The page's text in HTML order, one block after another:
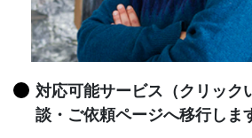
対応可能サービス（クリック
談・ご依頼ページへ移行しま